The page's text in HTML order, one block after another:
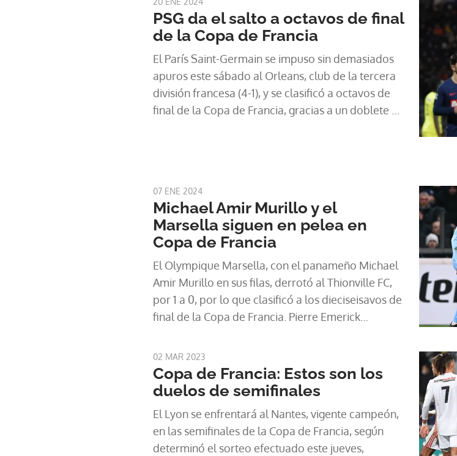
PSG da el salto a octavos de final
de la Copa de Francia
El París Saint-Germain se impuso sin demasiados
apuros este sábado al Orleans, club de la tercera
división francesa (4-1), y se clasificó a octavos de
final de la Copa de Francia, gracias a un doblete y
07 ENE 2024
Michael Amir Murillo y el
Marsella siguen en pelea en
Copa de Francia
El Olympique Marsella, con el panameño Michael
Amir Murillo en sus filas, derrotó al Thionville FC,
por 1 a 0, por lo que clasificó a los dieciseisavos de
final de la Copa de Francia. Pierre Emerick
minuto 62 .
02 MAR 2023
Copa de Francia: Estos son los
duelos de semifinales
El Lyon se enfrentará al Nantes, vigente campeón,
en las semifinales de la Copa de Francia, según
determinó el sorteo efectuado este jueves,